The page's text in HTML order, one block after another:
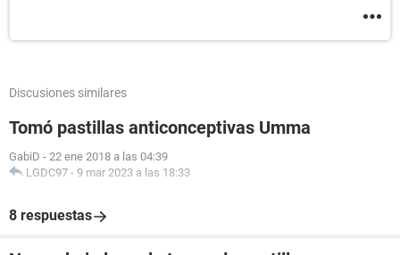
Discusiones similares
Tomó pastillas anticonceptivas Umma
GabiD - 22 ene 2018 a las 04:39
LGDC97 - 9 mar 2023 a las 18:33
8 respuestas